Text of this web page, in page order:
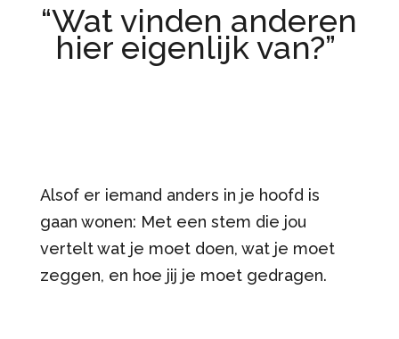
“Wat vinden anderen
hier eigenlijk van?”
Alsof er iemand anders in je hoofd is
gaan wonen: Met een stem die jou
vertelt wat je moet doen, wat je moet
zeggen, en hoe jij je moet gedragen.